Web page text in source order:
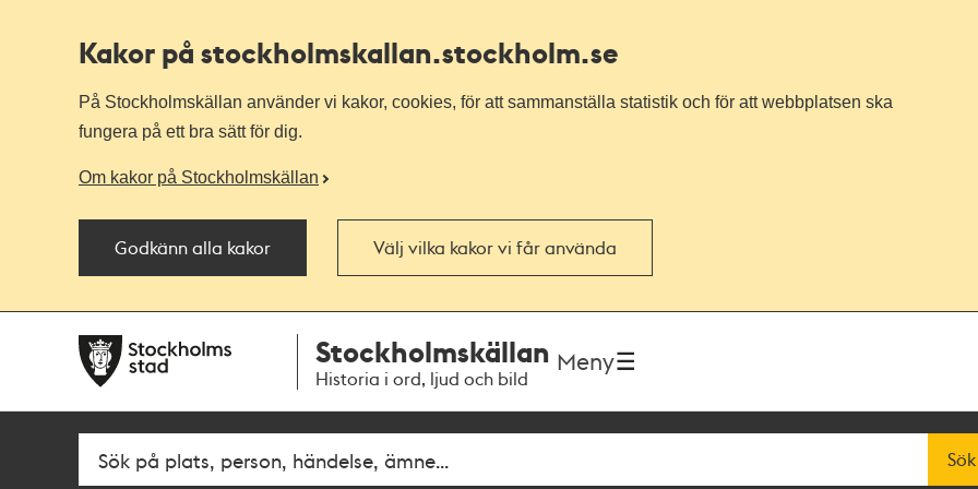
Kakor på stockholmskallan.stockholm.se
På Stockholmskällan använder vi kakor, cookies, för att sammanställa statistik och för att webbplatsen ska
fungera på ett bra sätt för dig.
Om kakor på Stockholmskällan
Godkänn alla kakor Välj vilka kakor vi får använda
navigationen
huvudinnehållet
Stockholmskällan
Historia i ord, ljud och bild
Meny
Fritextsök Sök